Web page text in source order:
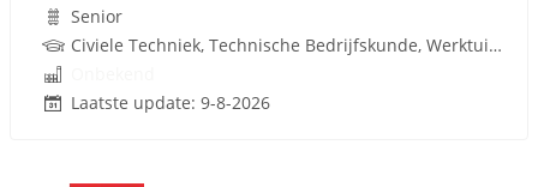
Senior
Civiele Techniek, Technische Bedrijfskunde, Werktuigbouwkunde, Wiskunde, Bedrijfseconomie, Econometrie, Bedrijfskunde, Infrastructuur, Techniek
Laatste update: 9-8-2026